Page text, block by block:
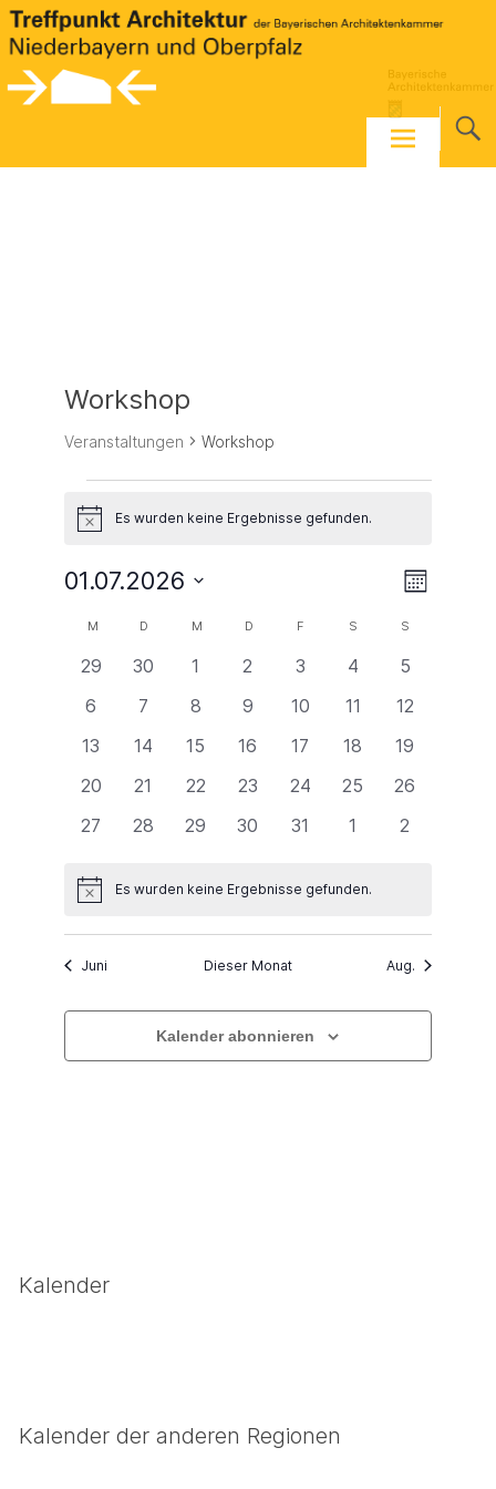
Skip
to
content
Workshop
Veranstaltungen Workshop
HinweisEs wurden keine Ergebnisse gefunden.
Monat
01.07.2026
wählen.
Kalender
von
M MONTAG
D DIENSTAG
M MITTWOCH
D DONNERSTAG
F FREITAGS SAMSTAG
S
0
29
0
30
0
1
0
2
0
3
0
4
0
5
0
6
0
7
0
8
0
9
0
10
0
11
0
12
0
13
0
14
0
15
0
16
0
17
0
18
0
19
0
20
0
21
0
22
0
23
0
24
0
25
0
26
0
27
0
28
0
29
0
30
0
31
0
1
0
2
HinweisEs wurden keine Ergebnisse gefunden.
Juni Dieser Monat Aug.
Kalender abonnieren
Kalender
Kalender der anderen Regionen